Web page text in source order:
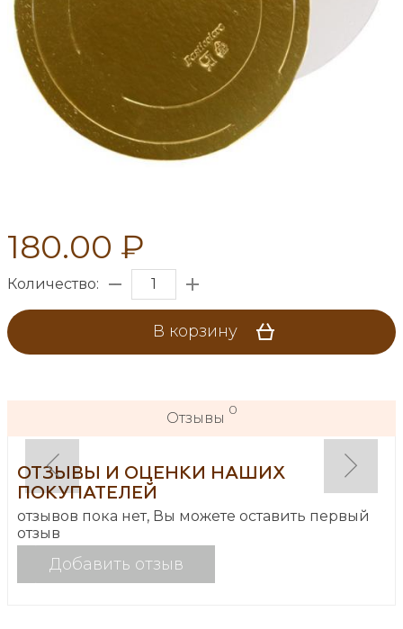
180.00 ₽
Количество:
В корзину
Отзывы 0
ОТЗЫВЫ И ОЦЕНКИ НАШИХ
ПОКУПАТЕЛЕЙ
отзывов пока нет, Вы можете оставить первый
отзыв
Добавить отзыв